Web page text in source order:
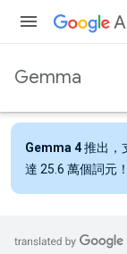
Gemma
Gemma 4推出，
達 25.6 萬個詞元！